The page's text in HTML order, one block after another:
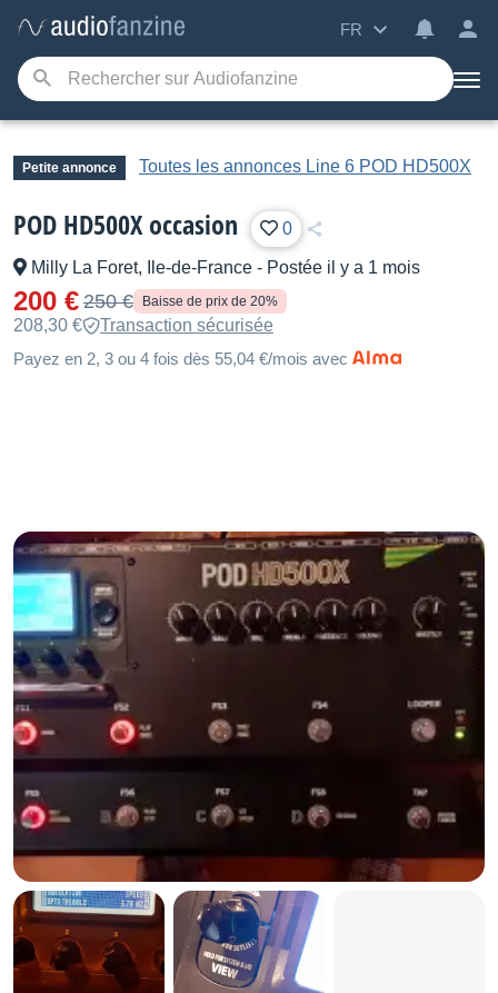
FR
Petite annonce Toutes les annonces Line 6 POD HD500X
POD HD500X occasion 0
Milly La Foret, Ile-de-France - Postée il y a 1 mois
200 € 250 € Baisse de prix de 20%
208,30 €
Transaction sécurisée
Payez en 2, 3 ou 4 fois dès 55,04 €/mois avec